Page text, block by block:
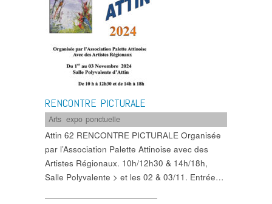
RENCONTRE PICTURALE
Arts ,expo ponctuelle
Attin 62 RENCONTRE PICTURALE Organisée
par l’Association Palette Attinoise avec des
Artistes Régionaux. 10h/12h30 & 14h/18h,
Salle Polyvalente > et les 02 & 03/11. Entrée…